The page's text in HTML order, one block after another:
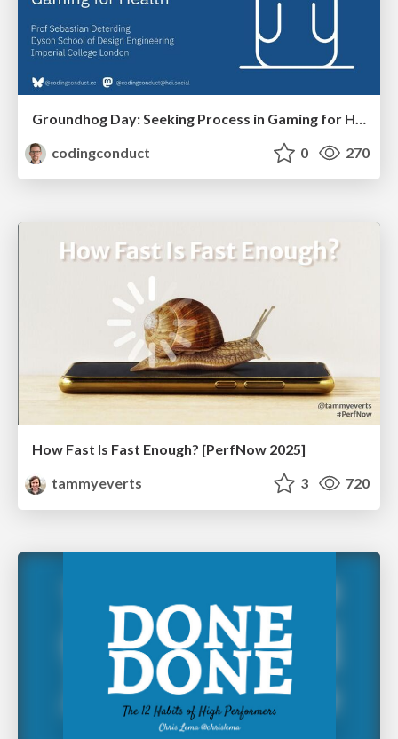
codingconduct
0 270
How Fast Is Fast Enough? [PerfNow 2025]
tammyeverts
3 720